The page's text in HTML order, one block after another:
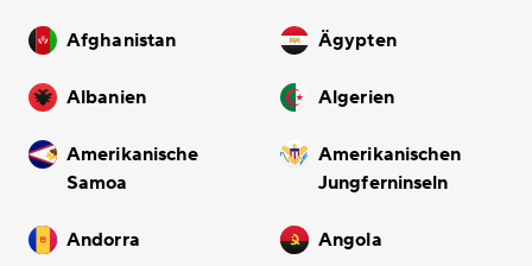
Afghanistan Ägypten
Albanien Algerien
Amerikanische
Samoa
Amerikanischen
Jungferninseln
Andorra Angola